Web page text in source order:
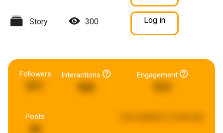
Story 300 Log in
Followers Interactions
560
Engagement
Posts
66